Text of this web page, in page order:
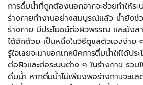
การดื่มน้ำที่ถูกต้องนอกจากจะช่วยทำให้ร
ร่างกายทำงานอย่างสมบูรณ์แล้ว น้ำยังช่
ร่างกาย มีประโยชน์ต่อผิวพรรณ และยังส
ได้อีกด้วย เป็นหนึ่งในวิธีดูแลตัวเองง่าย
รู้ใจเลยจะมาบอกเทคนิคการดื่มน้ำให้ได้ป
ต่อผิวและต่อระบบต่าง ๆ ในร่างกาย รวม
ดื่มน้ำ หากดื่มน้ำไม่เพียงพอร่างกายจะแส